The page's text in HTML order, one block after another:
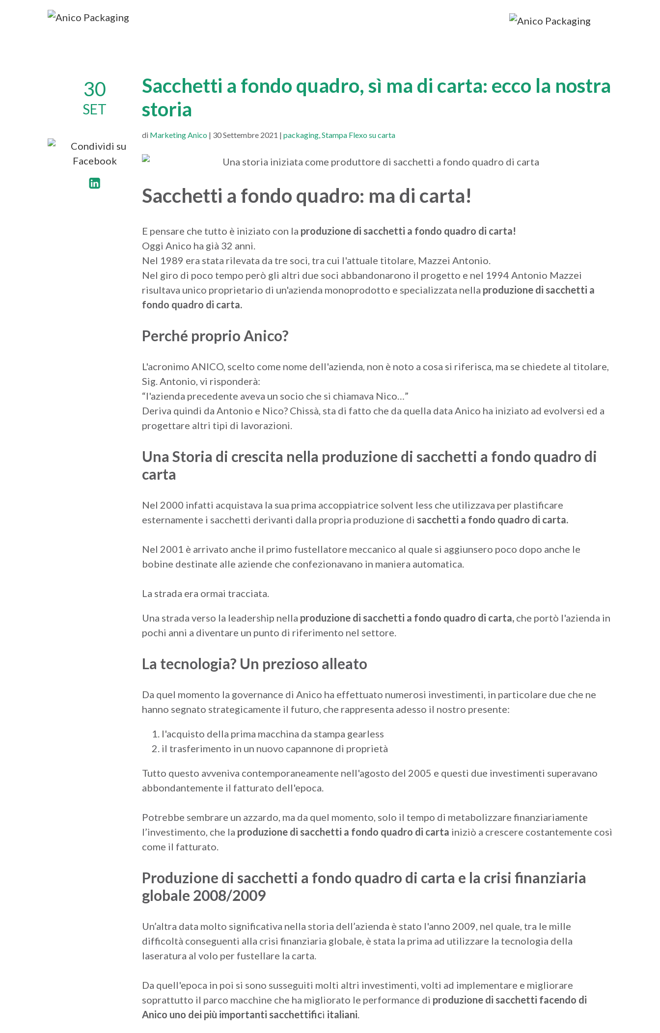
30
SET
Sacchetti a fondo quadro, sì ma di carta: ecco la nostra
storia
di Marketing Anico | 30 Settembre 2021 | packaging Stampa Flexo su carta
Sacchetti a fondo quadro: ma di carta!
E pensare che tutto è iniziato con la produzione di sacchetti a fondo quadro di carta!
Oggi Anico ha già 32 anni.
Nel 1989 era stata rilevata da tre soci, tra cui l'attuale titolare, Mazzei Antonio.
Nel giro di poco tempo però gli altri due soci abbandonarono il progetto e nel 1994 Antonio Mazzei
risultava unico proprietario di un'azienda monoprodotto e specializzata nella produzione di sacchetti a
fondo quadro di carta.
Perché proprio Anico?
L'acronimo ANICO, scelto come nome dell'azienda, non è noto a cosa si riferisca, ma se chiedete al titolare,
Sig. Antonio, vi risponderà:
“l'azienda precedente aveva un socio che si chiamava Nico…”
Deriva quindi da Antonio e Nico? Chissà, sta di fatto che da quella data Anico ha iniziato ad evolversi ed a
progettare altri tipi di lavorazioni.
Una Storia di crescita nella produzione di sacchetti a fondo quadro di
carta
Nel 2000 infatti acquistava la sua prima accoppiatrice solvent less che utilizzava per plastificare
esternamente i sacchetti derivanti dalla propria produzione di sacchetti a fondo quadro di carta.
Nel 2001 è arrivato anche il primo fustellatore meccanico al quale si aggiunsero poco dopo anche le
bobine destinate alle aziende che confezionavano in maniera automatica.
La strada era ormai tracciata.
Una strada verso la leadership nella produzione di sacchetti a fondo quadro di carta, che portò l'azienda in
pochi anni a diventare un punto di riferimento nel settore.
La tecnologia? Un prezioso alleato
Da quel momento la governance di Anico ha effettuato numerosi investimenti, in particolare due che ne
hanno segnato strategicamente il futuro, che rappresenta adesso il nostro presente:
l'acquisto della prima macchina da stampa gearless
il trasferimento in un nuovo capannone di proprietà
Tutto questo avveniva contemporaneamente nell'agosto del 2005 e questi due investimenti superavano
abbondantemente il fatturato dell'epoca.
Potrebbe sembrare un azzardo, ma da quel momento, solo il tempo di metabolizzare finanziariamente
l’investimento, che la produzione di sacchetti a fondo quadro di carta iniziò a crescere costantemente così
come il fatturato.
Produzione di sacchetti a fondo quadro di carta e la crisi finanziaria
globale 2008/2009
Un’altra data molto significativa nella storia dell’azienda è stato l'anno 2009, nel quale, tra le mille
difficoltà conseguenti alla crisi finanziaria globale, è stata la prima ad utilizzare la tecnologia della
laseratura al volo per fustellare la carta.
Da quell'epoca in poi si sono susseguiti molti altri investimenti, volti ad implementare e migliorare
soprattutto il parco macchine che ha migliorato le performance di produzione di sacchetti facendo di
Anico uno dei più importanti sacchettifici italiani.